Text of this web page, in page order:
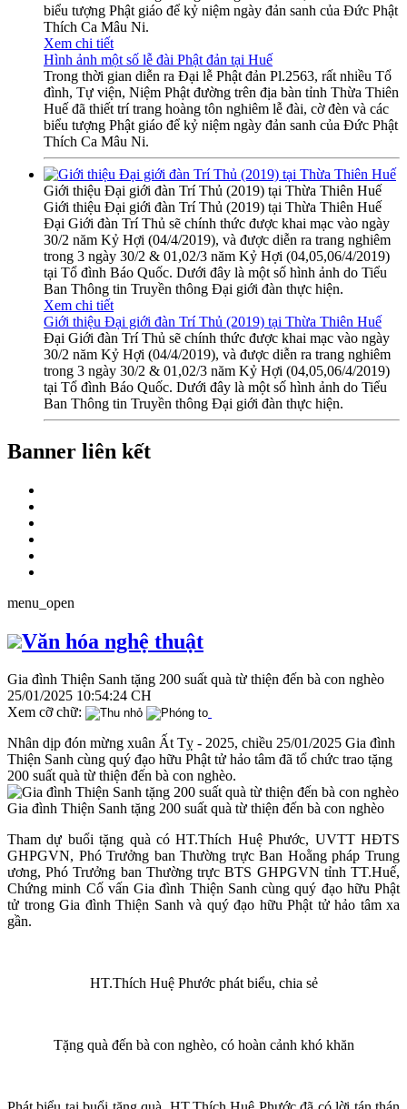
biểu tượng Phật giáo để kỷ niệm ngày đản sanh của Đức Phật
Thích Ca Mâu Ni.
Xem chi tiết
Hình ảnh một số lễ đài Phật đản tại Huế
Trong thời gian diễn ra Đại lễ Phật đản Pl.2563, rất nhiều Tổ
đình, Tự viện, Niệm Phật đường trên địa bàn tỉnh Thừa Thiên
Huế đã thiết trí trang hoàng tôn nghiêm lễ đài, cờ đèn và các
biểu tượng Phật giáo để kỷ niệm ngày đản sanh của Đức Phật
Thích Ca Mâu Ni.
Giới thiệu Đại giới đàn Trí Thủ (2019) tại Thừa Thiên Huế
Giới thiệu Đại giới đàn Trí Thủ (2019) tại Thừa Thiên Huế
Đại Giới đàn Trí Thủ sẽ chính thức được khai mạc vào ngày
30/2 năm Kỷ Hợi (04/4/2019), và được diễn ra trang nghiêm
trong 3 ngày 30/2 & 01,02/3 năm Kỷ Hợi (04,05,06/4/2019)
tại Tổ đình Báo Quốc. Dưới đây là một số hình ảnh do Tiểu
Ban Thông tin Truyền thông Đại giới đàn thực hiện.
Xem chi tiết
Giới thiệu Đại giới đàn Trí Thủ (2019) tại Thừa Thiên Huế
Đại Giới đàn Trí Thủ sẽ chính thức được khai mạc vào ngày
30/2 năm Kỷ Hợi (04/4/2019), và được diễn ra trang nghiêm
trong 3 ngày 30/2 & 01,02/3 năm Kỷ Hợi (04,05,06/4/2019)
tại Tổ đình Báo Quốc. Dưới đây là một số hình ảnh do Tiểu
Ban Thông tin Truyền thông Đại giới đàn thực hiện.
Banner liên kết
menu_open
Văn hóa nghệ thuật
Gia đình Thiện Sanh tặng 200 suất quà từ thiện đến bà con nghèo
25/01/2025 10:54:24 CH
Xem cỡ chữ:
Nhân dịp đón mừng xuân Ất Tỵ - 2025, chiều 25/01/2025 Gia đình
Thiện Sanh cùng quý đạo hữu Phật tử hảo tâm đã tổ chức trao tặng
200 suất quà từ thiện đến bà con nghèo.
Gia đình Thiện Sanh tặng 200 suất quà từ thiện đến bà con nghèo
Tham dự buổi tặng quà có HT.Thích Huệ Phước, UVTT HĐTS
GHPGVN, Phó Trưởng ban Thường trực Ban Hoằng pháp Trung
ương, Phó Trưởng ban Thường trực BTS GHPGVN tỉnh TT.Huế,
Chứng minh Cố vấn Gia đình Thiện Sanh cùng quý đạo hữu Phật
tử trong Gia đình Thiện Sanh và quý đạo hữu Phật tử hảo tâm xa
gần.
HT.Thích Huệ Phước phát biểu, chia sẻ
Tặng quà đến bà con nghèo, có hoàn cảnh khó khăn